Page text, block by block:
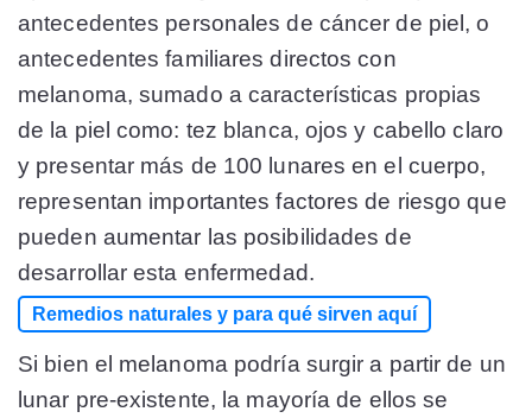
antecedentes personales de cáncer de piel, o
antecedentes familiares directos con
melanoma, sumado a características propias
de la piel como: tez blanca, ojos y cabello claro
y presentar más de 100 lunares en el cuerpo,
representan importantes factores de riesgo que
pueden aumentar las posibilidades de
desarrollar esta enfermedad.
Remedios naturales y para qué sirven aquí
Si bien el melanoma podría surgir a partir de un
lunar pre-existente, la mayoría de ellos se